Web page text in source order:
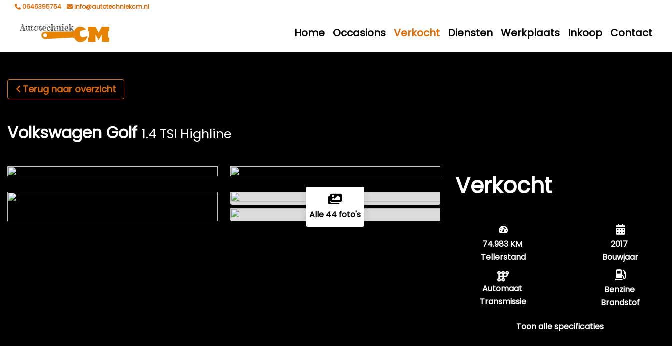
0646395754 info@autotechniekcm.nl
Home Occasions Verkocht Diensten Werkplaats Inkoop Contact
Terug naar overzicht
Volkswagen Golf 1.4 TSI Highline
Alle 44 foto's
Verkocht
74.983 KM
Tellerstand
Automaat
Transmissie
2017
Bouwjaar
Benzine
Brandstof
Toon alle specificaties